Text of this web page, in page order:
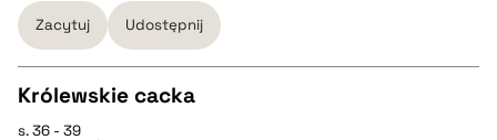
pobierz cytat
pobierz cytat
BIBTEX
Zacytuj Udostępnij
Królewskie cacka
s. 36 - 39